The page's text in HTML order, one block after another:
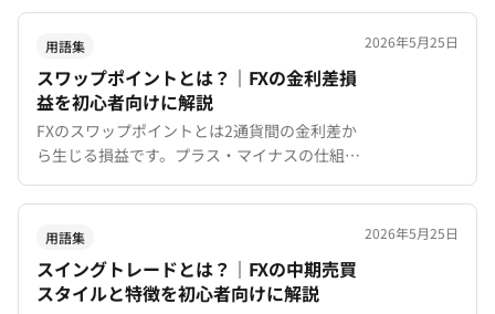
ジションサイズの関係を解説。
用語集
スワップポイントとは？｜FXの金利差損
益を初心者向けに解説
FXのスワップポイントとは2通貨間の金利差か
ら生じる損益です。プラス・マイナスの仕組
み、水曜トリプルスワップ、XMTradingの
KIWAMI極スワップフリーまで初心者向けに解
説。
2026年5月25日
用語集
スイングトレードとは？｜FXの中期売買
スタイルと特徴を初心者向けに解説
2026年5月25日